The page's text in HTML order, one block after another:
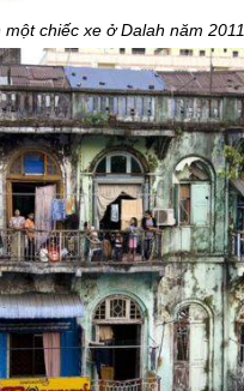
chiếc xe ở Dalah năm